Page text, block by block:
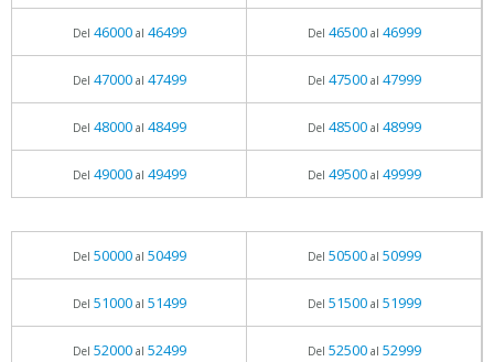
Del 46000al 46499 Del 46500al 46999
Del 47000al 47499 Del 47500al 47999
Del 48000al 48499 Del 48500al 48999
Del 49000al 49499 Del 49500al 49999
Del 50000al 50499 Del 50500al 50999
Del 51000al 51499 Del 51500al 51999
Del 52000al 52499 Del 52500al 52999